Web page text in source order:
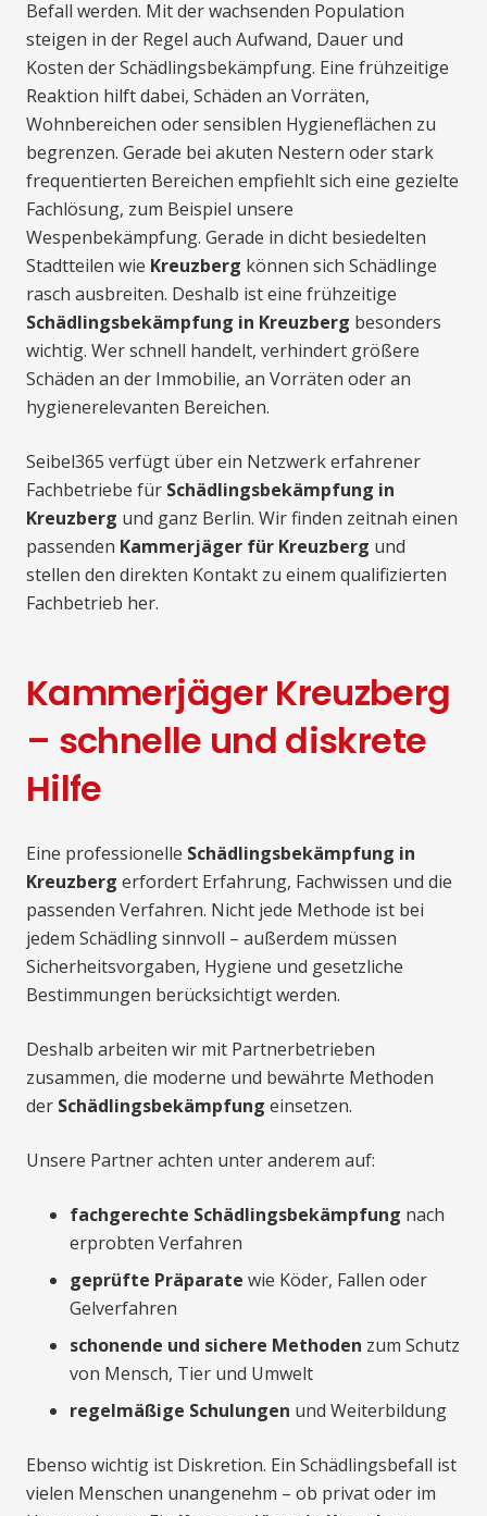
Befall werden. Mit der wachsenden Population
steigen in der Regel auch Aufwand, Dauer und
Kosten der Schädlingsbekämpfung. Eine frühzeitige
Reaktion hilft dabei, Schäden an Vorräten,
Wohnbereichen oder sensiblen Hygieneflächen zu
begrenzen. Gerade bei akuten Nestern oder stark
frequentierten Bereichen empfiehlt sich eine gezielte
Fachlösung, zum Beispiel unsere
Wespenbekämpfung. Gerade in dicht besiedelten
Stadtteilen wie Kreuzberg können sich Schädlinge
rasch ausbreiten. Deshalb ist eine frühzeitige
Schädlingsbekämpfung in Kreuzberg besonders
wichtig. Wer schnell handelt, verhindert größere
Schäden an der Immobilie, an Vorräten oder an
hygienerelevanten Bereichen.
Seibel365 verfügt über ein Netzwerk erfahrener
Fachbetriebe für Schädlingsbekämpfung in
Kreuzberg und ganz Berlin. Wir finden zeitnah einen
passenden Kammerjäger für Kreuzberg und
stellen den direkten Kontakt zu einem qualifizierten
Fachbetrieb her.
Kammerjäger Kreuzberg
– schnelle und diskrete
Hilfe
Eine professionelle Schädlingsbekämpfung in
Kreuzberg erfordert Erfahrung, Fachwissen und die
passenden Verfahren. Nicht jede Methode ist bei
jedem Schädling sinnvoll – außerdem müssen
Sicherheitsvorgaben, Hygiene und gesetzliche
Bestimmungen berücksichtigt werden.
Deshalb arbeiten wir mit Partnerbetrieben
zusammen, die moderne und bewährte Methoden
der Schädlingsbekämpfung einsetzen.
Unsere Partner achten unter anderem auf:
fachgerechte Schädlingsbekämpfung nach
erprobten Verfahren
geprüfte Präparate wie Köder, Fallen oder
Gelverfahren
schonende und sichere Methoden zum Schutz
von Mensch, Tier und Umwelt
regelmäßige Schulungen und Weiterbildung
Ebenso wichtig ist Diskretion. Ein Schädlingsbefall ist
vielen Menschen unangenehm – ob privat oder im